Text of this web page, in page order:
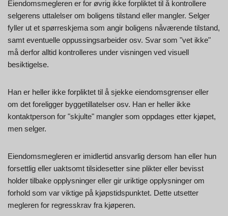
Eiendomsmegleren er for øvrig ikke forpliktet til å kontrollere
selgerens uttalelser om boligens tilstand eller mangler. Selger
fyller ut et spørreskjema som angir boligens nåværende tilstand,
samt eventuelle oppussingsarbeider osv. Svar som "vet ikke"
må derfor alltid kontrolleres under visningen ved visuell
besiktigelse.
Han er heller ikke forpliktet til å sjekke eiendomsgrenser eller
om det foreligger byggetillatelser osv. Han er heller ikke
kontaktperson for "skjulte" mangler som oppdages etter kjøpet,
men selger.
Eiendomsmegleren er imidlertid ansvarlig dersom han eller hun
forsettlig eller uaktsomt tilsidesetter sine plikter eller bevisst
holder tilbake opplysninger eller gir uriktige opplysninger om
forhold som var viktige på kjøpstidspunktet. Dette utsetter
megleren for regresskrav fra kjøperen.